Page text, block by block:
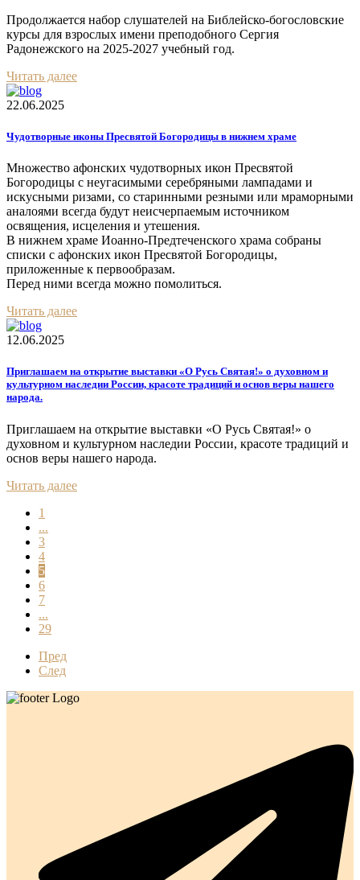
Продолжается набор слушателей на Библейско-богословские
курсы для взрослых имени преподобного Сергия
Радонежского на 2025-2027 учебный год.
Читать далее
22.06.2025
Чудотворные иконы Пресвятой Богородицы в нижнем храме
Множество афонских чудотворных икон Пресвятой
Богородицы с неугасимыми серебряными лампадами и
искусными ризами, со старинными резными или мраморными
аналоями всегда будут неисчерпаемым источником
освящения, исцеления и утешения.
В нижнем храме Иоанно-Предтеченского храма собраны
списки с афонских икон Пресвятой Богородицы,
приложенные к первообразам.
Перед ними всегда можно помолиться.
Читать далее
12.06.2025
Приглашаем на открытие выставки «О Русь Святая!» о духовном и
культурном наследии России, красоте традиций и основ веры нашего
народа.
Приглашаем на открытие выставки «О Русь Святая!» о
духовном и культурном наследии России, красоте традиций и
основ веры нашего народа.
Читать далее
1
...
3
4
5
6
7
...
29
Пред
След